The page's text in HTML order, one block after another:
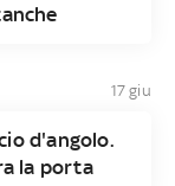
17 giu
d'angolo.
la porta